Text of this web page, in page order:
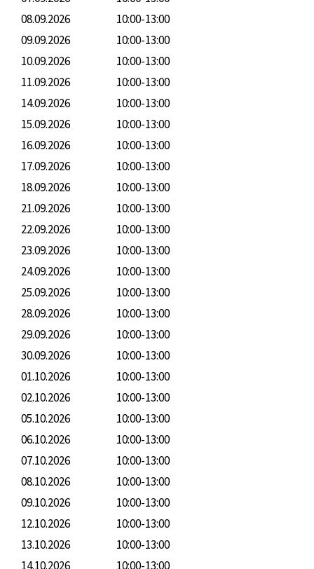
08.09.2026
10:00-13:00
09.09.2026
10:00-13:00
10.09.2026
10:00-13:00
11.09.2026
10:00-13:00
14.09.2026
10:00-13:00
15.09.2026
10:00-13:00
16.09.2026
10:00-13:00
17.09.2026
10:00-13:00
18.09.2026
10:00-13:00
21.09.2026
10:00-13:00
22.09.2026
10:00-13:00
23.09.2026
10:00-13:00
24.09.2026
10:00-13:00
25.09.2026
10:00-13:00
28.09.2026
10:00-13:00
29.09.2026
10:00-13:00
30.09.2026
10:00-13:00
01.10.2026
10:00-13:00
02.10.2026
10:00-13:00
05.10.2026
10:00-13:00
06.10.2026
10:00-13:00
07.10.2026
10:00-13:00
08.10.2026
10:00-13:00
09.10.2026
10:00-13:00
12.10.2026
10:00-13:00
13.10.2026
10:00-13:00
14.10.2026
10:00-13:00